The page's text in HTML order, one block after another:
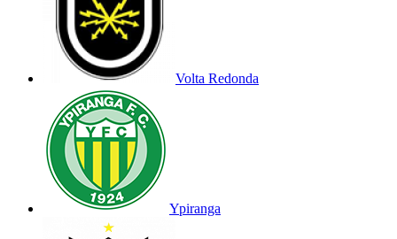
Volta Redonda
Ypiranga